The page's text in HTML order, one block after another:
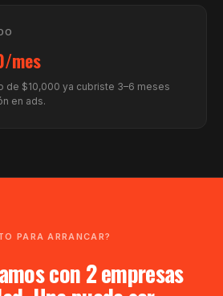
mes
de $10,000 ya cubriste 3–6 meses
en ads.
PARA ARRANCAR?
con 2 empresas